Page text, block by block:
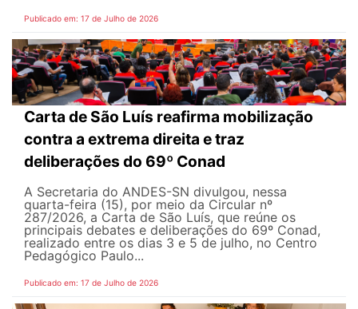
Publicado em: 17 de Julho de 2026
Carta de São Luís reafirma mobilização
contra a extrema direita e traz
deliberações do 69º Conad
A Secretaria do ANDES-SN divulgou, nessa
quarta-feira (15), por meio da Circular nº
287/2026, a Carta de São Luís, que reúne os
principais debates e deliberações do 69º Conad,
realizado entre os dias 3 e 5 de julho, no Centro
Pedagógico Paulo...
Publicado em: 17 de Julho de 2026